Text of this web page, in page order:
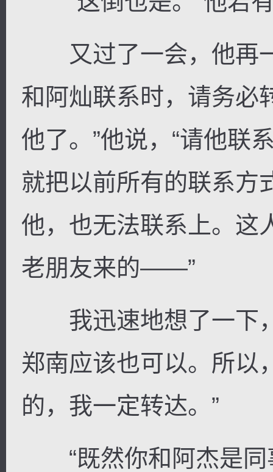
又过了一会，他再一
和阿灿联系时，请务必
他了。”他说，“请他联
就把以前所有的联系方
他，也无法联系上。这
老朋友来的——”
我迅速地想了一下
郑南应该也可以。所以
的，我一定转达。”
“既然你和阿杰是同